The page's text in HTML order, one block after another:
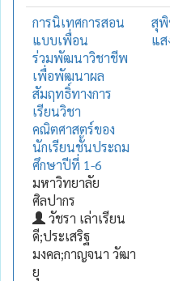
การนิเทศการสอน
แบบเพื่อน
ร่วมพัฒนาวิชาชีพ
เพื่อพัฒนาผล
สัมฤทธิ์ทางการ
เรียนวิชา
คณิตศาสตร์ของ
นักเรียนชั้นประถม
ศึกษาปีที่ 1-6
มหาวิทยาลัย
ศิลปากร
วัชรา เล่าเรียน
ดี;ประเสริฐ
มงคล;กาญจนา วัฒา
ยุ
สุ
แส